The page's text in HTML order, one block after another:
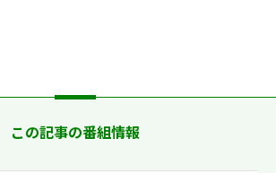
この記事の番組情報